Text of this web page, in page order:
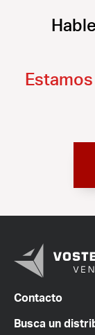
Contacto
Busca un